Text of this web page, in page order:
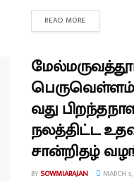
READ MORE
பெருவெள்ளம்:
வது
நலத்திட்ட
சான்றிதழ்
BY SOWMIARAJAN MARCH